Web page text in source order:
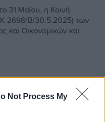
Not Process My
31 Μαΐου, η Κοινή
2698/Β/30.5.2025) των
και Οικονομικών και